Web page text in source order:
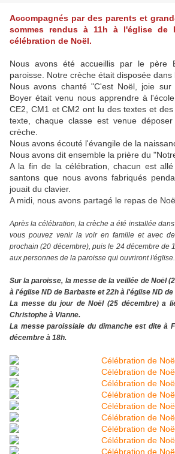
Accompagnés par des parents et
sommes rendus à 11h à l'église de
célébration de Noël.
Nous avons été accueillis par le père
paroisse. Notre crèche était disposée dans
Nous avons chanté "C'est Noël, joie
Boyer était venu nous apprendre à
CE2, CM1 et CM2 ont lu des textes et
texte, chaque classe est venue
crèche.
Nous avons écouté l'évangile de la
Nous avons dit ensemble la prière du
A la fin de la célébration, chacun est
santons que nous avons fabriqués
jouait du clavier.
A midi, nous avons partagé le repas de
Après la célébration, la crèche a été installée
vous pouvez venir la voir en famille et avec
prochain (20 décembre), puis le 24 décembre de
aux personnes de la paroisse qui ouvriront l'église.
Sur la paroisse, la messe de la veillée de Noël
à l'église ND de Barbaste et 22h à l'église ND
La messe du jour de Noël (25 décembre) a
Christophe à Vianne.
La messe paroissiale du dimanche est dite à
décembre à 18h.